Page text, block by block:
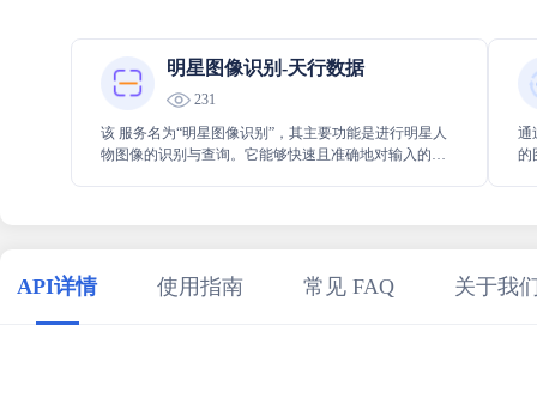
明星图像识别-天行数据
231
该 服务名为“明星图像识别”，其主要功能是进行明星人
物图像的识别与查询。它能够快速且准确地对输入的明
通
的
API详情 使用指南 常见 FAQ 关于我